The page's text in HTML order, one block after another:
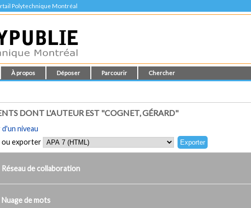
Polytechnique Montréal
À propos Déposer Parcourir Chercher
DONT L'AUTEUR EST "COGNET, GÉRARD"
niveau
ou exporter
Réseau de collaboration
Nuage de mots